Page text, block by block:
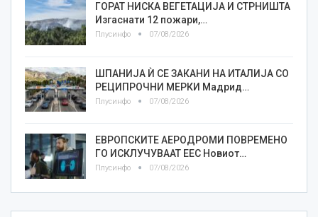
ГОРАТ НИСКА ВЕГЕТАЦИЈА И СТРНИШТА
Изгаснати 12 пожари,…
Плусинфо 07/08/2026
ШПАНИЈА Ѝ СЕ ЗАКАНИ НА ИТАЛИЈА СО
РЕЦИПРОЧНИ МЕРКИ Мадрид…
Плусинфо 07/08/2026
ЕВРОПСКИТЕ АЕРОДРОМИ ПОВРЕМЕНО
ГО ИСКЛУЧУВААТ ЕЕС Новиот…
Плусинфо 07/08/2026